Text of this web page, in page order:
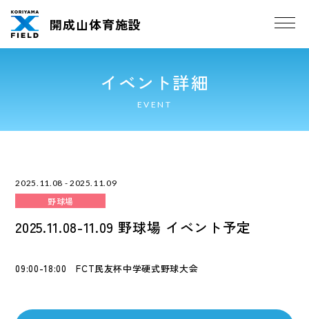
開成山体育施設
イベント詳細
EVENT
2025.11.08 - 2025.11.09
野球場
2025.11.08-11.09 野球場 イベント予定
09:00-18:00 FCT民友杯中学硬式野球大会